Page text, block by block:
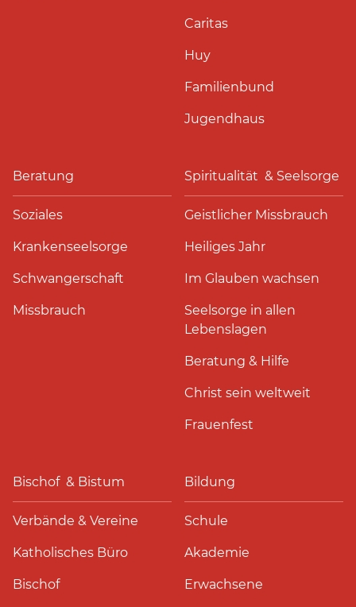
Caritas
Huy
Familienbund
Jugendhaus
Beratung
Soziales
Krankenseelsorge
Schwangerschaft
Missbrauch
Spiritualität & Seelsorge
Geistlicher Missbrauch
Heiliges Jahr
Im Glauben wachsen
Seelsorge in allen
Lebenslagen
Beratung & Hilfe
Christ sein weltweit
Frauenfest
Bischof & Bistum
Verbände & Vereine
Katholisches Büro
Bischof
Bildung
Schule
Akademie
Erwachsene